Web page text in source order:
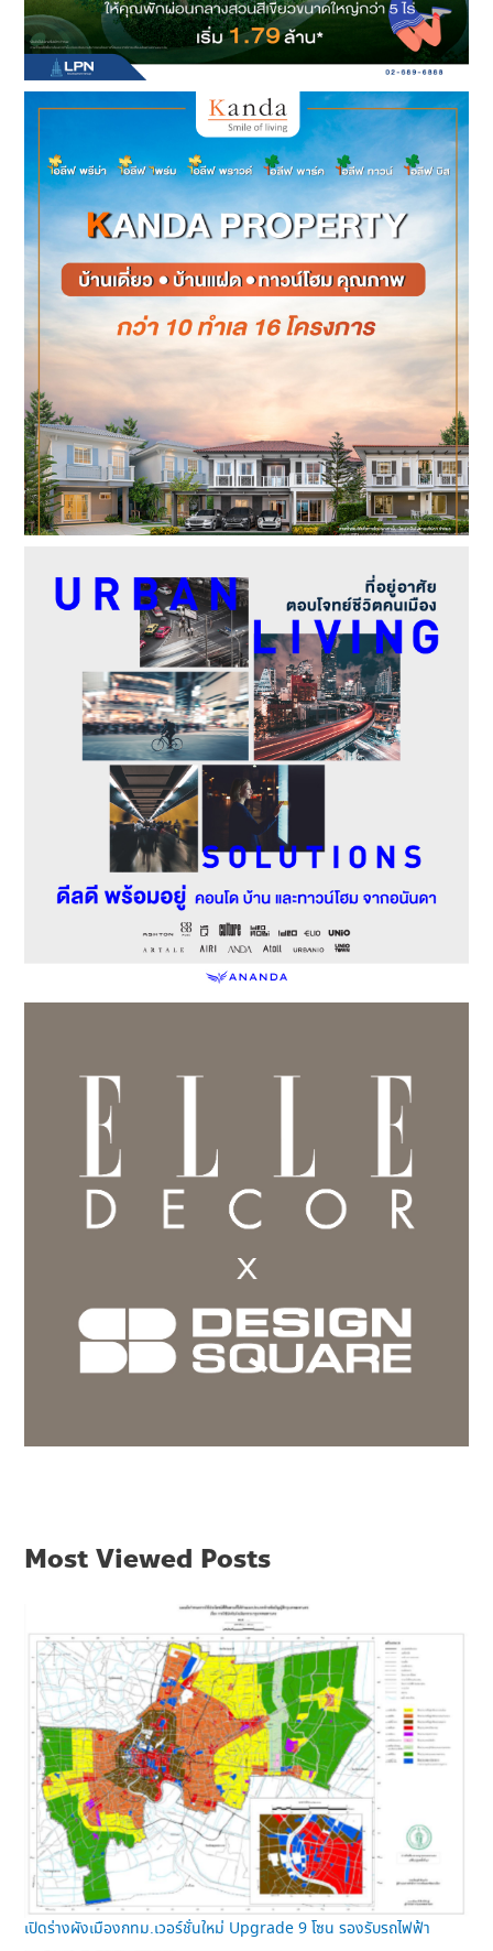
Most Viewed Posts
เปิดร่างผังเมืองกทม.เวอร์ชั่นใหม่ Upgrade 9 โซน รองรับรถไฟฟ้า